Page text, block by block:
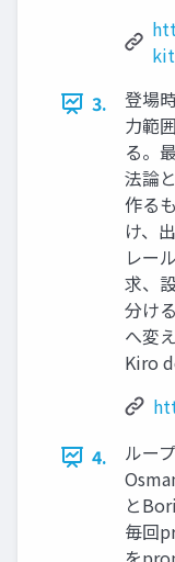
3.
登場
力範
る。
法論
作る
け、
レー
求、
分け
へ変
Kiro
4.
ルー
と
毎回